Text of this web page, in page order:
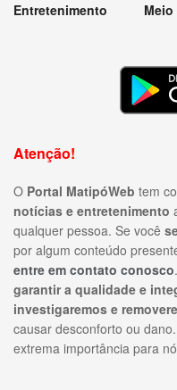
Entretenimento
Atenção!
O Portal MatipóWeb tem
notícias e entretenimento
qualquer pessoa. Se você
por algum conteúdo
entre em contato conosco
garantir a qualidade e
investigaremos e
causar desconforto ou
extrema importância para